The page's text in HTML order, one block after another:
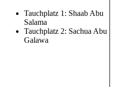
Tauchplatz 1: Shaab Abu
Salama
Tauchplatz 2: Sachua Abu
Galawa